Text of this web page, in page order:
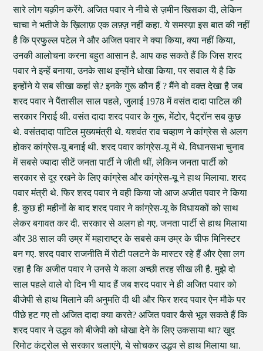
सारे लोग यक़ीन करेंगे. अजित पवार ने नीचे से ज़मीन खिसका दी, लेकिन
चाचा ने भतीजे के ख़िलाफ़ एक लफ़्ज़ नहीं कहा. ये समस्य़ा इस बात की नहीं
है कि प्रफुल्ल पटेल ने और अजित पवार ने क्या किया, क्या नहीं किया,
उनकी आलोचना करना बहुत आसान है. आप कह सकते हैं कि जिस शरद
पवार ने इन्हें बनाया, उनके साथ इन्होंने धोखा किया, पर सवाल ये है कि
इन्होंने ये सब सीखा कहां से? इनके गुरू कौन हैं ? मैंने वो वक्त देखा है जब
शरद पवार ने पैंतासील साल पहले, जुलाई 1978 में वसंत दादा पाटिल की
सरकार गिराई थी. वसंत दादा शरद पवार के गुरू, मेंटोर, पैट्रॉन सब कुछ
थे. वसंतदादा पाटिल मुख्यमंत्री थे. यशवंत राव चव्हाण ने कांग्रेस से अलग
होकर कांग्रेस-यू बनाई थी. शरद पवार कांग्रेस-यू में थे. विधानसभा चुनाव
में सबसे ज्यादा सीटें जनता पार्टी ने जीती थीं, लेकिन जनता पार्टी को
सरकार से दूर रखने के लिए कांग्रेस और कांग्रेस-यू ने हाथ मिलाया. शरद
पवार मंत्री थे. फिर शरद पवार ने वही किया जो आज अजीत पवार ने किया
है. कुछ ही महीनों के बाद शरद पवार ने कांग्रेस-यू के विधायकों को साथ
लेकर बगावत कर दी. सरकार से अलग हो गए. जनता पार्टी से हाथ मिलाया
और 38 साल की उम्र में महाराष्ट्र के सबसे कम उम्र के चीफ मिनिस्टर
बन गए. शरद पवार राजनीति में रोटी पलटने के मास्टर रहे हैं और ऐसा लग
रहा है कि अजीत पवार ने उनसे ये कला अच्छी तरह सीख ली है. मुझे दो
साल पहले वाले वो दिन भी याद हैं जब शरद पवार ने ही अजित पवार को
बीजेपी से हाथ मिलाने की अनुमति दी थी और फिर शरद पवार ऐन मौके पर
पीछे हट गए तो अजित दादा क्या करते? अजित पवार कैसे भूल सकते हैं कि
शरद पवार ने उद्धव को बीजेपी को धोखा देने के लिए उकसाया था? खुद
रिमोट कंट्रोल से सरकार चलाएंगे, ये सोचकर उद्धव से हाथ मिलाया था.